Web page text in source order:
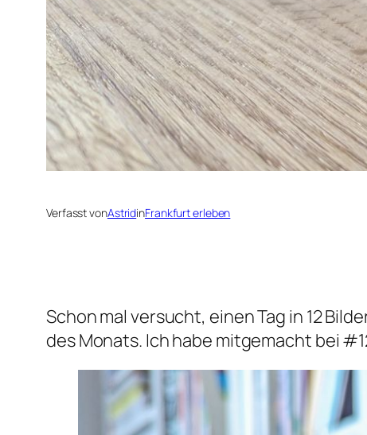
Verfasst vonAstridinFrankfurt erleben
Schon mal versucht, einen Tag in 12
des Monats. Ich habe mitgemacht bei